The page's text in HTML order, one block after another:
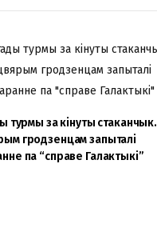
турмы за кінуты стаканчык.
гродзенцам запыталі
па “справе Галактыкі”